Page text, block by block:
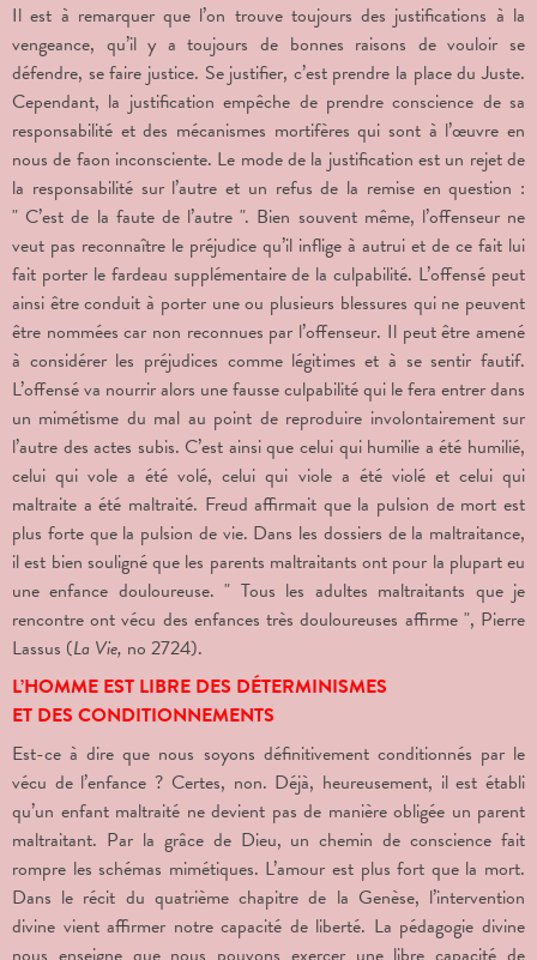
Il est à remarquer que l’on trouve toujours des justifications à la
vengeance, qu’il y a toujours de bonnes raisons de vouloir se
défendre, se faire justice. Se justifier, c’est prendre la place du Juste.
Cependant, la justification empêche de prendre conscience de sa
responsabilité et des mécanismes mortifères qui sont à l’œuvre en
nous de faon inconsciente. Le mode de la justification est un rejet de
la responsabilité sur l’autre et un refus de la remise en question :
" C’est de la faute de l’autre ". Bien souvent même, l’offenseur ne
veut pas reconnaître le préjudice qu’il inflige à autrui et de ce fait lui
fait porter le fardeau supplémentaire de la culpabilité. L’offensé peut
ainsi être conduit à porter une ou plusieurs blessures qui ne peuvent
être nommées car non reconnues par l’offenseur. Il peut être amené
à considérer les préjudices comme légitimes et à se sentir fautif.
L’offensé va nourrir alors une fausse culpabilité qui le fera entrer dans
un mimétisme du mal au point de reproduire involontairement sur
l’autre des actes subis. C’est ainsi que celui qui humilie a été humilié,
celui qui vole a été volé, celui qui viole a été violé et celui qui
maltraite a été maltraité. Freud affirmait que la pulsion de mort est
plus forte que la pulsion de vie. Dans les dossiers de la maltraitance,
il est bien souligné que les parents maltraitants ont pour la plupart eu
une enfance douloureuse. " Tous les adultes maltraitants que je
rencontre ont vécu des enfances très douloureuses affirme ", Pierre
Lassus (La Vie, no 2724).
L’HOMME EST LIBRE DES DÉTERMINISMES
ET DES CONDITIONNEMENTS
Est-ce à dire que nous soyons définitivement conditionnés par le
vécu de l’enfance ? Certes, non. Déjà, heureusement, il est établi
qu’un enfant maltraité ne devient pas de manière obligée un parent
maltraitant. Par la grâce de Dieu, un chemin de conscience fait
rompre les schémas mimétiques. L’amour est plus fort que la mort.
Dans le récit du quatrième chapitre de la Genèse, l’intervention
divine vient affirmer notre capacité de liberté. La pédagogie divine